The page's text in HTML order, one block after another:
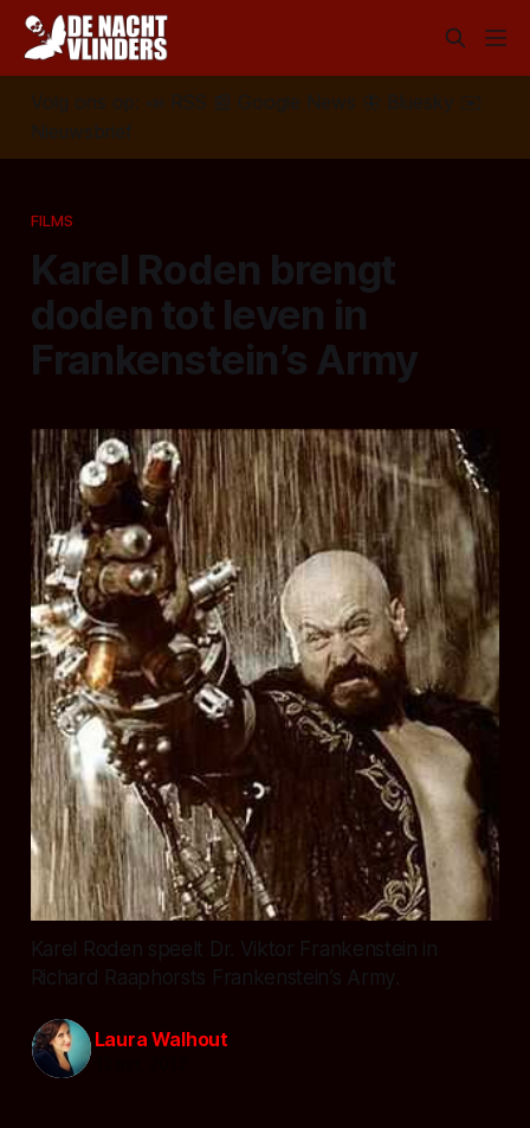
Volg ons op: 📣 RSS 📰 Google News 🦋 Bluesky
✉️
Nieuwsbrief
FILMS
Karel Roden brengt
doden tot leven in
Frankenstein’s Army
Karel Roden speelt Dr. Viktor Frankenstein in
Richard Raaphorsts Frankenstein’s Army.
Laura Walhout